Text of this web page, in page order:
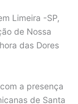
Limeira -SP,
de Nossa
das Dores
a presença
de Santa